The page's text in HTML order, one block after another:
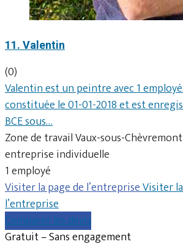
11. Valentin
(0)
Valentin est un peintre avec 1
constituée le 01-01-2018 et est
BCE sous…
Zone de travail Vaux-sous-Chèvremont
entreprise individuelle
1 employé
Visiter la page de l’entrepriseVisiter
l’entreprise
Comparer les devis
Gratuit – Sans engagement